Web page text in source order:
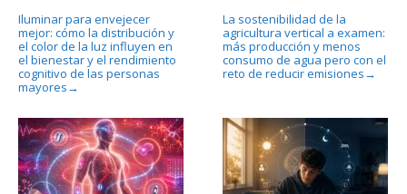
Iluminar para envejecer
mejor: cómo la distribución y
el color de la luz influyen en
el bienestar y el rendimiento
cognitivo de las personas
mayores →
La sostenibilidad de la
agricultura vertical a examen:
más producción y menos
consumo de agua pero con el
reto de reducir emisiones →